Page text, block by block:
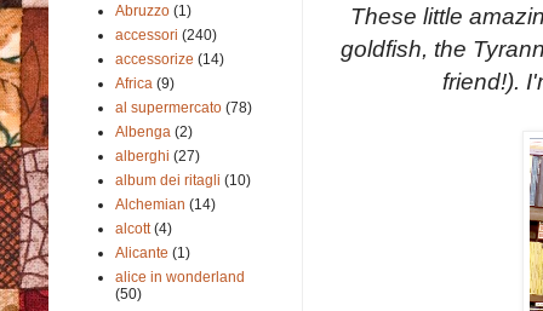
These little
goldfish, the
friend!).
Abruzzo (1)
accessori (240)
accessorize (14)
Africa (9)
al supermercato (78)
Albenga (2)
alberghi (27)
album dei ritagli (10)
Alchemian (14)
alcott (4)
Alicante (1)
alice in wonderland
(50)